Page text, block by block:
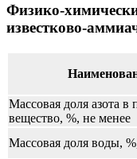
Физико-
известково-
Массовая доля азота в
вещество, %, не менее
Массовая доля воды,